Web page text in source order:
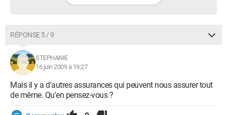
RÉPONSE 5 / 9
STEPHANIE
16 juin 2009 à 19:27
Mais il y a d'autres assurances qui peuvent nous assurer tout
de même. Qu'en pensez-vous ?